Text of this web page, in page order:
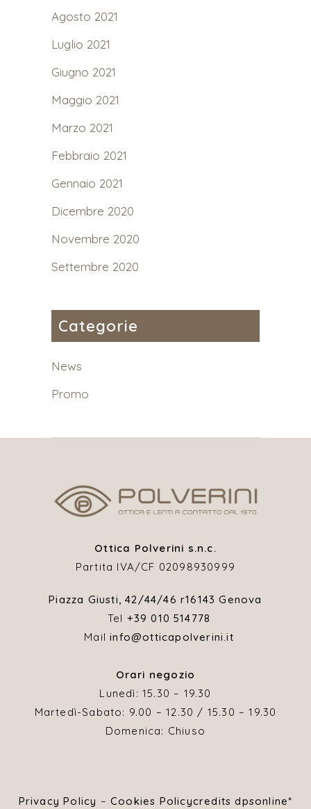
Agosto 2021
Luglio 2021
Giugno 2021
Maggio 2021
Marzo 2021
Febbraio 2021
Gennaio 2021
Dicembre 2020
Novembre 2020
Settembre 2020
Categorie
News
Promo
Ottica Polverini s.n.c.
Partita IVA/CF 02098930999
Piazza Giusti, 42/44/46 r16143 Genova
Tel +39 010 514778
Mailinfo@otticapolverini.it
Orari negozio
Lunedì: 15.30 – 19.30
Martedì-Sabato: 9.00 – 12.30 / 15.30 – 19.30
Domenica: Chiuso
Privacy Policy – Cookies Policycredits dpsonline*